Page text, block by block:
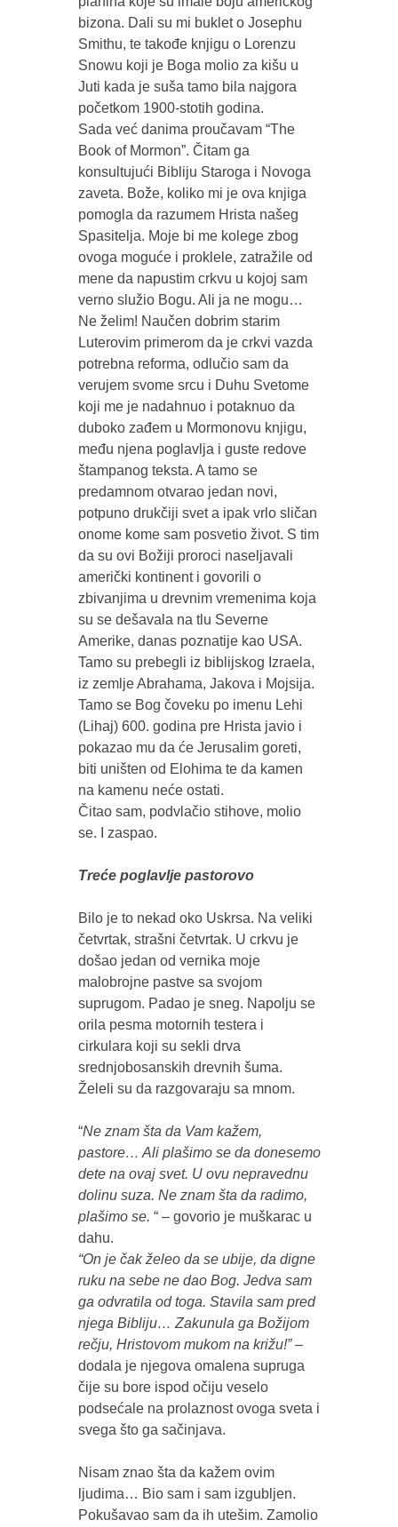
bizona. Dali su mi buklet o Josephu
Smithu, te takođe knjigu o Lorenzu
Snowu koji je Boga molio za kišu u
Juti kada je suša tamo bila najgora
početkom 1900-stotih godina.
Sada već danima proučavam “The
Book of Mormon”. Čitam ga
konsultujući Bibliju Staroga i Novoga
zaveta. Bože, koliko mi je ova knjiga
pomogla da razumem Hrista našeg
Spasitelja. Moje bi me kolege zbog
ovoga moguće i proklele, zatražile od
mene da napustim crkvu u kojoj sam
verno služio Bogu. Ali ja ne mogu…
Ne želim! Naučen dobrim starim
Luterovim primerom da je crkvi vazda
potrebna reforma, odlučio sam da
verujem svome srcu i Duhu Svetome
koji me je nadahnuo i potaknuo da
duboko zađem u Mormonovu knjigu,
među njena poglavlja i guste redove
štampanog teksta. A tamo se
predamnom otvarao jedan novi,
potpuno drukčiji svet a ipak vrlo sličan
onome kome sam posvetio život. S tim
da su ovi Božiji proroci naseljavali
američki kontinent i govorili o
zbivanjima u drevnim vremenima koja
su se dešavala na tlu Severne
Amerike, danas poznatije kao USA.
Tamo su prebegli iz biblijskog Izraela,
iz zemlje Abrahama, Jakova i Mojsija.
Tamo se Bog čoveku po imenu Lehi
(Lihaj) 600. godina pre Hrista javio i
pokazao mu da će Jerusalim goreti,
biti uništen od Elohima te da kamen
na kamenu neće ostati.
Čitao sam, podvlačio stihove, molio
se. I zaspao.
Treće poglavlje pastorovo
Bilo je to nekad oko Uskrsa. Na veliki
četvrtak, strašni četvrtak. U crkvu je
došao jedan od vernika moje
malobrojne pastve sa svojom
suprugom. Padao je sneg. Napolju se
orila pesma motornih testera i
cirkulara koji su sekli drva
srednjobosanskih drevnih šuma.
Želeli su da razgovaraju sa mnom.
“Ne znam šta da Vam kažem,
pastore… Ali plašimo se da donesemo
dete na ovaj svet. U ovu nepravednu
dolinu suza. Ne znam šta da radimo,
plašimo se. “ – govorio je muškarac u
dahu.
“On je čak želeo da se ubije, da digne
ruku na sebe ne dao Bog. Jedva sam
ga odvratila od toga. Stavila sam pred
njega Bibliju… Zakunula ga Božijom
rečju, Hristovom mukom na križu!” –
dodala je njegova omalena supruga
čije su bore ispod očiju veselo
podsećale na prolaznost ovoga sveta i
svega što ga sačinjava.
Nisam znao šta da kažem ovim
ljudima… Bio sam i sam izgubljen.
Pokušavao sam da ih utešim. Zamolio